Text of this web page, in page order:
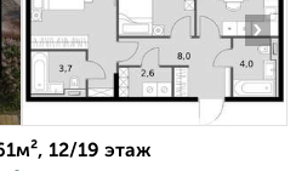
›
12/19 этаж